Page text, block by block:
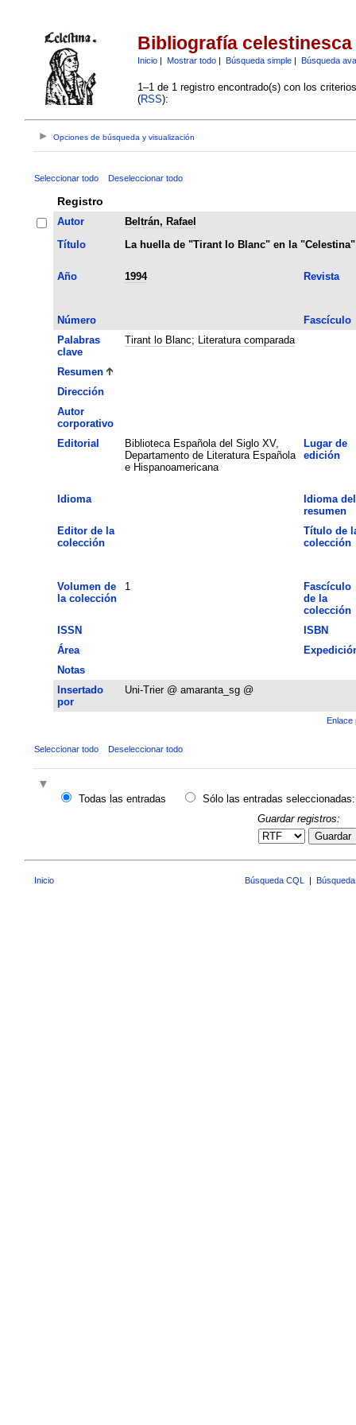
Bibliografía celestinesca
Inicio| Mostrar todo| Búsqueda simple| Búsqueda
1–1 de 1 registro encontrado(s) con los
(RSS):
Opciones de búsqueda y visualización
Seleccionar todo Deseleccionar todo
Registro
Autor
Beltrán, Rafael
Título
La huella de "Tirant lo Blanc" en la "Celestina"
Año 1994 Revista
Número
Fascículo
Palabras
clave
Tirant lo Blanc; Literatura comparada
Resumen
Dirección
Autor
corporativo
Editorial
Biblioteca Española del Siglo XV,
Departamento de Literatura Española
e Hispanoamericana
Lugar de
edición
Idioma
Idioma del
resumen
Editor de la
colección
Título de
colección
Volumen de
la colección
1
Fascículo
de la
colección
ISSN
ISBN
Área
Notas
Insertado
por
Uni-Trier @ amaranta_sg @
Enlace
Seleccionar todo Deseleccionar todo
Todas las entradas
Sólo las entradas seleccionadas:
Guardar registros:
Guardar
Inicio Búsqueda CQL